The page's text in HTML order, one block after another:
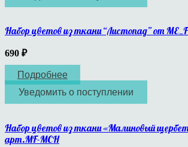
Набор цветов из ткани “Листопад” от
690 ₽
Подробнее
Уведомить о поступлении
Набор цветов из ткани «Малиновый
арт.MF-MCH